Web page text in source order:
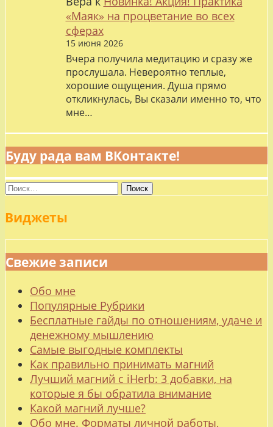
«Маяк» на процветание во всех
сферах
15 июня 2026
Вчера получила медитацию и сразу же
прослушала. Невероятно теплые,
хорошие ощущения. Душа прямо
откликнулась, Вы сказали именно то, что
мне…
Буду рада вам ВКонтакте!
Найти:
Виджеты
Свежие записи
Обо мне
Популярные Рубрики
Бесплатные гайды по отношениям, удаче и
денежному мышлению
Самые выгодные комплекты
Как правильно принимать магний
Лучший магний с iHerb: 3 добавки, на
которые я бы обратила внимание
Какой магний лучше?
Обо мне. Форматы личной работы,